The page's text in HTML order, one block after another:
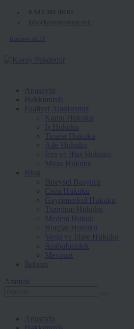
Randevu ALIN
Anasayfa
Hakkımızda
Faaliyet Alanlarımız
Kamu Hukuku
İş Hukuku
Ticaret Hukuku
Aile Hukuku
İcra ve İflas Hukuku
Miras Hukuku
Blog
Bireysel Başvuru
Ceza Hukuku
Gayrimenkul Hukuku
Tazminat Hukuku
Medeni Hukuk
Borçlar Hukuku
Vergi ve İdare Hukuku
Arabuluculuk
Mevzuat
İletişim
Aramak
Anasayfa